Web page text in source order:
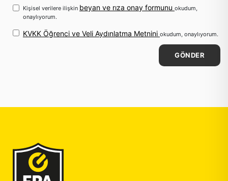
Kişisel verilere ilişkin beyan ve rıza onay formunu okudum,
onaylıyorum.
KVKK Öğrenci ve Veli Aydınlatma Metnini okudum, onaylıyorum.
GÖNDER